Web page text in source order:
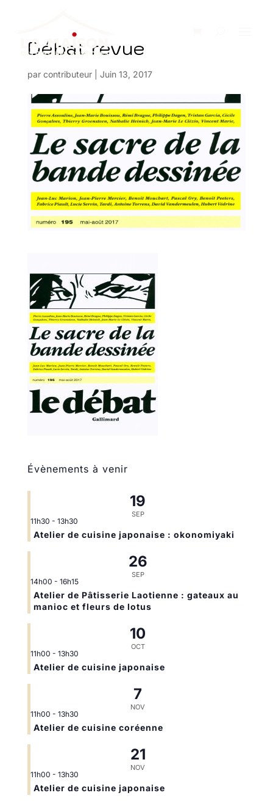
Débat revue
par contributeur| Juin 13, 2017
Évènements à venir
19
SEP
11h30 - 13h30
Atelier de cuisine japonaise : okonomiyaki
26
SEP
14h00 - 16h15
Atelier de Pâtisserie Laotienne : gateaux au
manioc et fleurs de lotus
10
OCT
11h00 - 13h30
Atelier de cuisine japonaise
7
NOV
11h00 - 13h30
Atelier de cuisine coréenne
21
NOV
11h00 - 13h30
Atelier de cuisine japonaise